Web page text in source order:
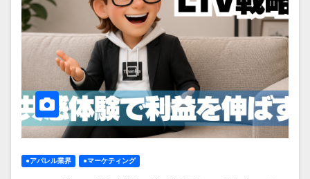
●アパレル業界 ●マーケティング